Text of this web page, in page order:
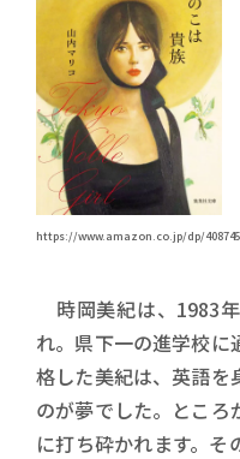
https://www.amazon.co.jp/dp/
時岡美紀は、1983
れ。県下一の進学校
格した美紀は、英語を
のが夢でした。ところ
に打ち砕かれます。